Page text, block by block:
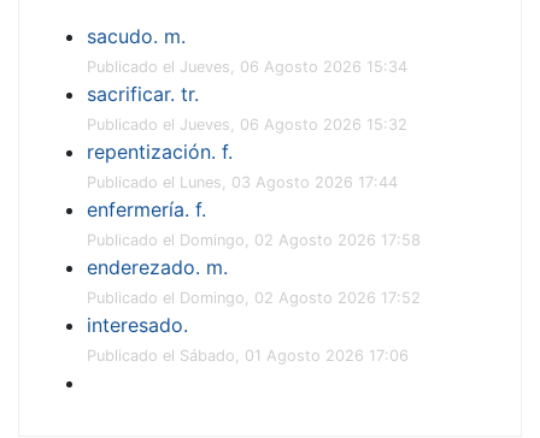
sacudo. m.
Publicado el Jueves, 06 Agosto 2026 15:34
sacrificar. tr.
Publicado el Jueves, 06 Agosto 2026 15:32
repentización. f.
Publicado el Lunes, 03 Agosto 2026 17:44
enfermería. f.
Publicado el Domingo, 02 Agosto 2026 17:58
enderezado. m.
Publicado el Domingo, 02 Agosto 2026 17:52
interesado.
Publicado el Sábado, 01 Agosto 2026 17:06